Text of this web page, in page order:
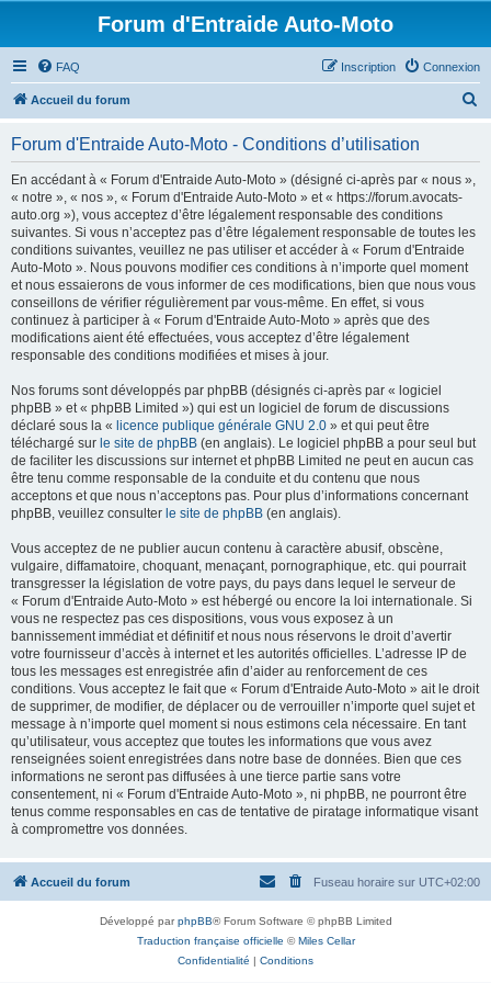
Forum d'Entraide Auto-Moto
FAQ Connexion
Inscription
Accueil du forum
Forum d'Entraide Auto-Moto - Conditions d’utilisation
En accédant à « Forum d'Entraide Auto-Moto » (désigné ci-après par « nous »,
« notre », « nos », « Forum d'Entraide Auto-Moto » et « https://forum.avocats-
auto.org »), vous acceptez d’être légalement responsable des conditions
suivantes. Si vous n’acceptez pas d’être légalement responsable de toutes les
conditions suivantes, veuillez ne pas utiliser et accéder à « Forum d'Entraide
Auto-Moto ». Nous pouvons modifier ces conditions à n’importe quel moment
et nous essaierons de vous informer de ces modifications, bien que nous vous
conseillons de vérifier régulièrement par vous-même. En effet, si vous
continuez à participer à « Forum d'Entraide Auto-Moto » après que des
modifications aient été effectuées, vous acceptez d’être légalement
responsable des conditions modifiées et mises à jour.
Nos forums sont développés par phpBB (désignés ci-après par « logiciel
phpBB » et « phpBB Limited ») qui est un logiciel de forum de discussions
déclaré sous la « licence publique générale GNU 2.0 » et qui peut être
téléchargé sur le site de phpBB (en anglais). Le logiciel phpBB a pour seul but
de faciliter les discussions sur internet et phpBB Limited ne peut en aucun cas
être tenu comme responsable de la conduite et du contenu que nous
acceptons et que nous n’acceptons pas. Pour plus d’informations concernant
phpBB, veuillez consulter le site de phpBB (en anglais).
Vous acceptez de ne publier aucun contenu à caractère abusif, obscène,
vulgaire, diffamatoire, choquant, menaçant, pornographique, etc. qui pourrait
transgresser la législation de votre pays, du pays dans lequel le serveur de
« Forum d'Entraide Auto-Moto » est hébergé ou encore la loi internationale. Si
vous ne respectez pas ces dispositions, vous vous exposez à un
bannissement immédiat et définitif et nous nous réservons le droit d’avertir
votre fournisseur d’accès à internet et les autorités officielles. L’adresse IP de
tous les messages est enregistrée afin d’aider au renforcement de ces
conditions. Vous acceptez le fait que « Forum d'Entraide Auto-Moto » ait le droit
de supprimer, de modifier, de déplacer ou de verrouiller n’importe quel sujet et
message à n’importe quel moment si nous estimons cela nécessaire. En tant
qu’utilisateur, vous acceptez que toutes les informations que vous avez
renseignées soient enregistrées dans notre base de données. Bien que ces
informations ne seront pas diffusées à une tierce partie sans votre
consentement, ni « Forum d'Entraide Auto-Moto », ni phpBB, ne pourront être
tenus comme responsables en cas de tentative de piratage informatique visant
à compromettre vos données.
Accueil du forum Fuseau horaire sur UTC+02:00
Développé parphpBB® Forum Software © phpBB Limited
Traduction française officielle ©Miles Cellar
Confidentialité | Conditions